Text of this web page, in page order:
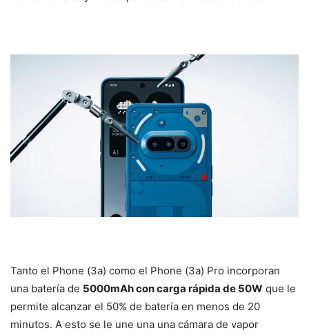
Tanto el Phone (3a) como el Phone (3a) Pro incorporan
una batería de 5000mAh con carga rápida de 50W que le
permite alcanzar el 50% de batería en menos de 20
minutos. A esto se le une una una cámara de vapor